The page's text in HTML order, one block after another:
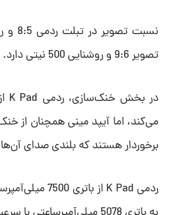
تصویر 9:6 و روشنایی 500 نیتی دارد.
می‌کند، اما آیپد مینی همچنان از
برخوردار هستند که بلندی صدای آن‌ها به‌ترتیب 80.2 و